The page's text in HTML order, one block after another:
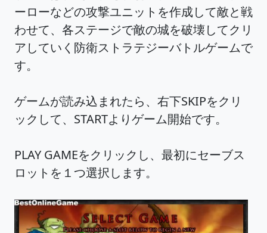
ーローなどの攻撃ユニットを作成して敵と戦
わせて、各ステージで敵の城を破壊してクリ
アしていく防衛ストラテジーバトルゲームで
す。
ゲームが読み込まれたら、右下SKIPをクリ
ックして、STARTよりゲーム開始です。
PLAY GAMEをクリックし、最初にセーブス
ロットを１つ選択します。